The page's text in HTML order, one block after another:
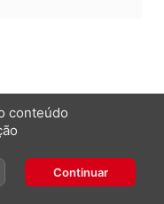
conteúdo
Continuar